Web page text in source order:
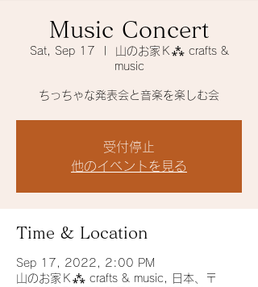
Music Concert
Sat, Sep 17
山のお家Ｋ⁂ crafts &
music
ちっちゃな発表会と音楽を楽しむ会
受付停止
他のイベントを見る
Time & Location
Sep 17, 2022, 2:00 PM
山のお家Ｋ⁂ crafts & music, 日本、〒